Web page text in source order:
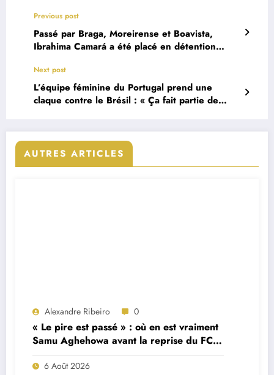
Previous post
Passé par Braga, Moreirense et Boavista,
Ibrahima Camará a été placé en détention
Next post
L’équipe féminine du Portugal prend une
claque contre le Brésil : « Ça fait partie de
AUTRES ARTICLES
Alexandre Ribeiro 0
« Le pire est passé » : où en est vraiment
Samu Aghehowa avant la reprise du FC
Porto ?
6 Août 2026